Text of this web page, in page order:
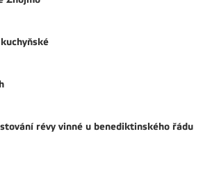
révy vinné u benediktinského řádu